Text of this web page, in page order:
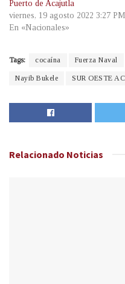
Puerto de Acajutla
viernes, 19 agosto 2022 3:27 PM
En «Nacionales»
Tags: cocaína Fuerza Naval
Nayib Bukele SUR OESTE
Relacionado Noticias